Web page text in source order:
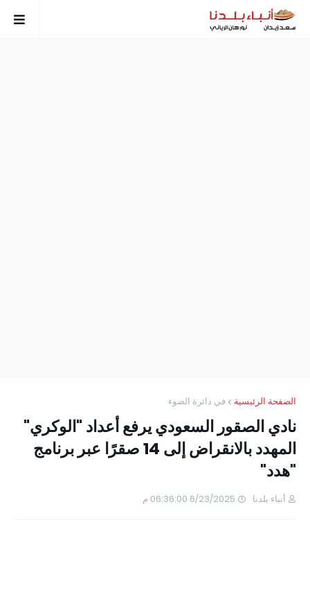
الصفحة الرئيسية في دائرة الضوء
نادي الصقور السعودي يرفع أعداد "الوكري"
المهدد بالانقراض إلى 14 صقرًا عبر برنامج
"هدد"
أنباء بلدنا 6/23/2025 06:36:00 م